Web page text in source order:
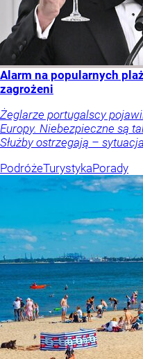
Alarm na popularnych
zagrożeni
Żeglarze portugalscy
Europy. Niebezpieczne są
Służby ostrzegają –
PodróżeTurystykaPorady